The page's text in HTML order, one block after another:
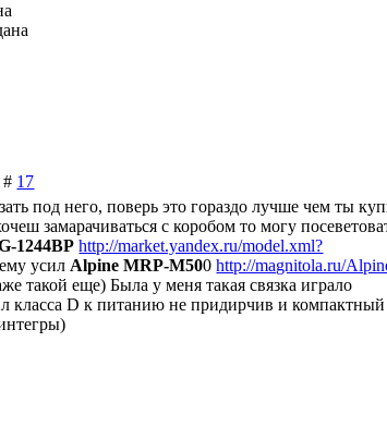
# 17
под него, поверь это гораздо лучше чем ты
замарачиваться с коробом то могу
1244BP http://market.yandex.ru/model.xml?
усил Alpine MRP-M500http://magnitola.ru/
такой еще) Была у меня такая связка играло
класса D к питанию не придирчив и компактный